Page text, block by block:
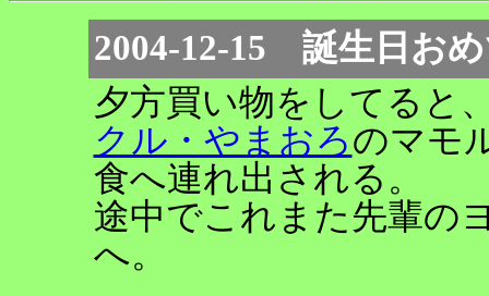
2004-12-15 誕生日お
夕方買い物をしてると
クル・やまおろのマモ
食へ連れ出される。
途中でこれまた先輩の
へ。